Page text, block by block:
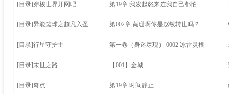
[目录] 穿梭世界开网吧 第19章 我发起怒来连我自己都怕
[目录]异能篮球之超凡入圣 第002章 黄珊啊你是赵敏转世吗？
[目录]行星守护主 第一卷（身迷尽现） 0002 冰雷灵根
[目录]末世之路 【001】金城
[目录]奇点 第19章 时间静止